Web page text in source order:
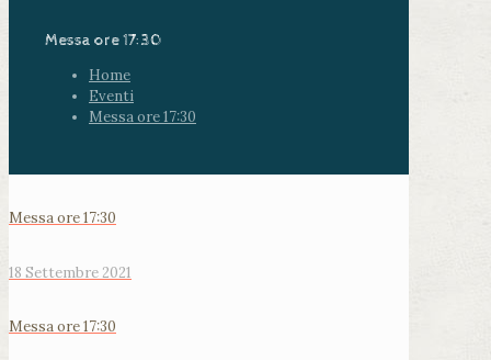
Messa ore 17:30
Home
Eventi
Messa ore 17:30
Messa ore 17:30
18 Settembre 2021
Messa ore 17:30